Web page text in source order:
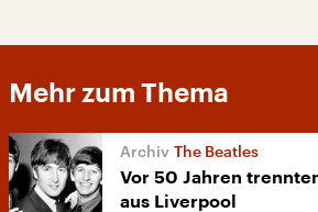
Mehr zum Thema
The Beatles
Vor 50 Jahren
aus Liverpool